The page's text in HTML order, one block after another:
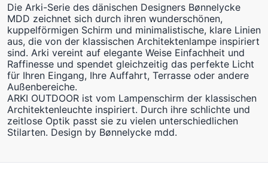
Die Arki-Serie des dänischen Designers Bønnelycke
MDD zeichnet sich durch ihren wunderschönen,
kuppelförmigen Schirm und minimalistische, klare Linien
aus, die von der klassischen Architektenlampe inspiriert
sind. Arki vereint auf elegante Weise Einfachheit und
Raffinesse und spendet gleichzeitig das perfekte Licht
für Ihren Eingang, Ihre Auffahrt, Terrasse oder andere
Außenbereiche.
ARKI OUTDOOR ist vom Lampenschirm der klassischen
Architektenleuchte inspiriert. Durch ihre schlichte und
zeitlose Optik passt sie zu vielen unterschiedlichen
Stilarten. Design by Bønnelycke mdd.